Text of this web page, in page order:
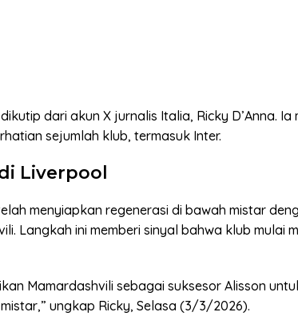
dari akun X jurnalis Italia, Ricky D’Anna. Ia
sejumlah klub, termasuk Inter.
Liverpool
menyiapkan regenerasi di bawah mistar
Langkah ini memberi sinyal bahwa klub mulai
Mamardashvili sebagai suksesor Alisson
ungkap Ricky, Selasa (3/3/2026).